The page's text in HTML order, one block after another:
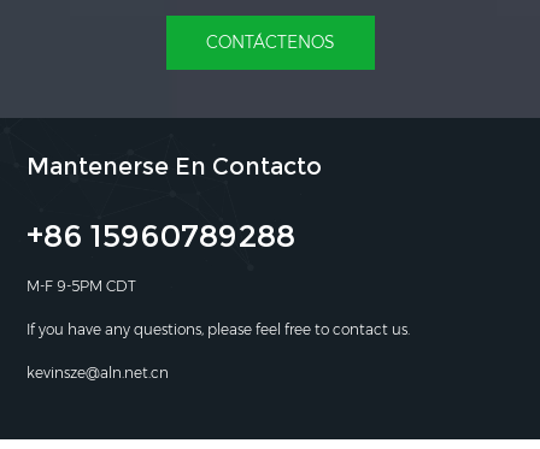
CONTÁCTENOS
Mantenerse En Contacto
+86 15960789288
M-F 9-5PM CDT
If you have any questions, please feel free to contact us.
kevinsze@aln.net.cn